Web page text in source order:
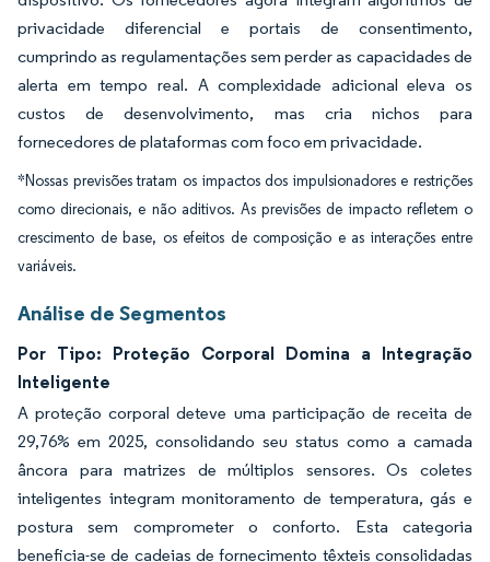
privacidade diferencial e portais de consentimento,
cumprindo as regulamentações sem perder as capacidades de
alerta em tempo real. A complexidade adicional eleva os
custos de desenvolvimento, mas cria nichos para
fornecedores de plataformas com foco em privacidade.
*Nossas previsões tratam os impactos dos impulsionadores e restrições
como direcionais, e não aditivos. As previsões de impacto refletem o
crescimento de base, os efeitos de composição e as interações entre
variáveis.
Análise de Segmentos
Por Tipo: Proteção Corporal Domina a Integração
Inteligente
A proteção corporal deteve uma participação de receita de
29,76% em 2025, consolidando seu status como a camada
âncora para matrizes de múltiplos sensores. Os coletes
inteligentes integram monitoramento de temperatura, gás e
postura sem comprometer o conforto. Esta categoria
beneficia-se de cadeias de fornecimento têxteis consolidadas